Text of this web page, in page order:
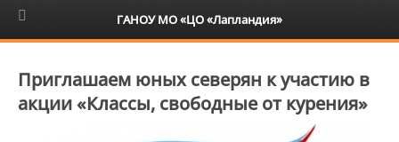
6+
Приглашаем юных северян к участию в
акции «Классы, свободные от курения»
ГАНОУ МО «ЦО «Лапландия»